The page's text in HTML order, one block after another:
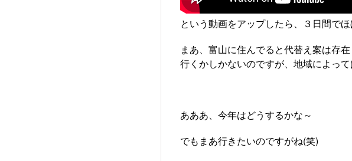
という動画をアップしたら、３日間で
まあ、富山に住んでると代替え案は存
行くかしかないのですが、地域によっ
あああ、今年はどうするかな～
でもまあ行きたいのですがね(笑)